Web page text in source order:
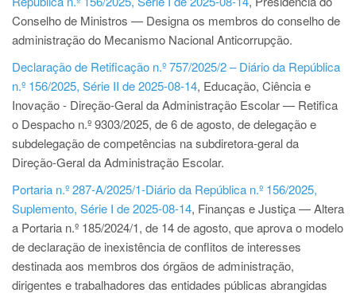
Conselho de Ministros — Designa os membros do conselho de
administração do Mecanismo Nacional Anticorrupção.
Declaração de Retificação n.º 757/2025/2 – Diário da República
n.º 156/2025, Série II de 2025-08-14, Educação, Ciência e
Inovação - Direção-Geral da Administração Escolar — Retifica
o Despacho n.º 9303/2025, de 6 de agosto, de delegação e
subdelegação de competências na subdiretora-geral da
Direção-Geral da Administração Escolar.
Portaria n.º 287-A/2025/1-Diário da República n.º 156/2025,
Suplemento, Série I de 2025-08-14, Finanças e Justiça — Altera
a Portaria n.º 185/2024/1, de 14 de agosto, que aprova o modelo
de declaração de inexistência de conflitos de interesses
destinada aos membros dos órgãos de administração,
dirigentes e trabalhadores das entidades públicas abrangidas